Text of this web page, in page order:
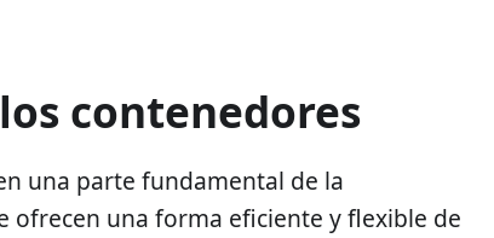
contenedores
una parte fundamental de la
ofrecen una forma eficiente y flexible de